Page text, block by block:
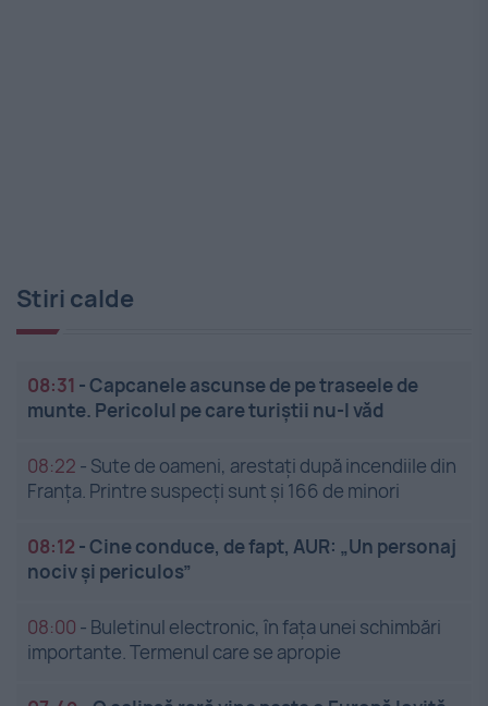
Stiri calde
08:31 -Capcanele ascunse de pe traseele de
munte. Pericolul pe care turiștii nu-l văd
08:22 - Sute de oameni, arestați după incendiile din
Franța. Printre suspecți sunt și 166 de minori
08:12 -Cine conduce, de fapt, AUR: „Un personaj
nociv și periculos”
08:00 - Buletinul electronic, în fața unei schimbări
importante. Termenul care se apropie